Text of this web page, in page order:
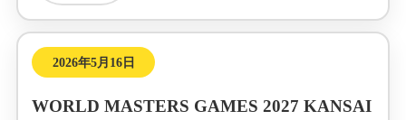
2026年5月16日
WORLD MASTERS GAMES 2027 KANSAI